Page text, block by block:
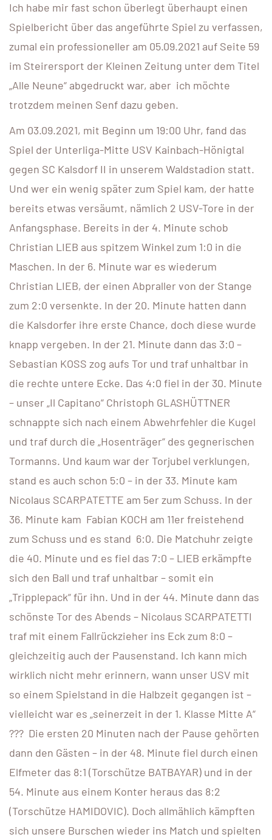
Ich habe mir fast schon überlegt überhaupt einen
Spielbericht über das angeführte Spiel zu verfassen,
zumal ein professioneller am 05.09.2021 auf Seite 59
im Steirersport der Kleinen Zeitung unter dem Titel
„Alle Neune“ abgedruckt war, aber ich möchte
trotzdem meinen Senf dazu geben.
Am 03.09.2021, mit Beginn um 19:00 Uhr, fand das
Spiel der Unterliga-Mitte USV Kainbach-Hönigtal
gegen SC Kalsdorf II in unserem Waldstadion statt.
Und wer ein wenig später zum Spiel kam, der hatte
bereits etwas versäumt, nämlich 2 USV-Tore in der
Anfangsphase. Bereits in der 4. Minute schob
Christian LIEB aus spitzem Winkel zum 1:0 in die
Maschen. In der 6. Minute war es wiederum
Christian LIEB, der einen Abpraller von der Stange
zum 2:0 versenkte. In der 20. Minute hatten dann
die Kalsdorfer ihre erste Chance, doch diese wurde
knapp vergeben. In der 21. Minute dann das 3:0 –
Sebastian KOSS zog aufs Tor und traf unhaltbar in
die rechte untere Ecke. Das 4:0 fiel in der 30. Minute
– unser „Il Capitano“ Christoph GLASHÜTTNER
schnappte sich nach einem Abwehrfehler die Kugel
und traf durch die „Hosenträger“ des gegnerischen
Tormanns. Und kaum war der Torjubel verklungen,
stand es auch schon 5:0 – in der 33. Minute kam
Nicolaus SCARPATETTE am 5er zum Schuss. In der
36. Minute kam Fabian KOCH am 11er freistehend
zum Schuss und es stand 6:0. Die Matchuhr zeigte
die 40. Minute und es fiel das 7:0 – LIEB erkämpfte
sich den Ball und traf unhaltbar – somit ein
„Tripplepack“ für ihn. Und in der 44. Minute dann das
schönste Tor des Abends – Nicolaus SCARPATETTI
traf mit einem Fallrückzieher ins Eck zum 8:0 –
gleichzeitig auch der Pausenstand. Ich kann mich
wirklich nicht mehr erinnern, wann unser USV mit
so einem Spielstand in die Halbzeit gegangen ist –
vielleicht war es „seinerzeit in der 1. Klasse Mitte A“
??? Die ersten 20 Minuten nach der Pause gehörten
dann den Gästen – in der 48. Minute fiel durch einen
Elfmeter das 8:1 (Torschütze BATBAYAR) und in der
54. Minute aus einem Konter heraus das 8:2
(Torschütze HAMIDOVIC). Doch allmählich kämpften
sich unsere Burschen wieder ins Match und spielten